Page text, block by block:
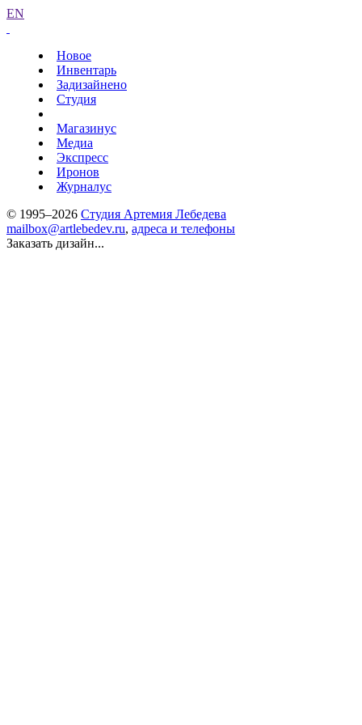
EN
Новое
Инвентарь
Задизайнено
Студия
Магазинус
Медиа
Экспресс
Иронов
Журналус
© 1995–2026 Студия Артемия Лебедева
mailbox@artlebedev.ru, адреса и телефоны
Заказать дизайн...